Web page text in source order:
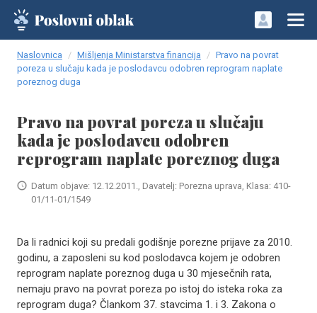
Naslovnica Mišljenja Ministarstva financija
Pravo na povrat
poreza u slučaju kada je poslodavcu odobren reprogram naplate
poreznog duga
Pravo na povrat poreza u slučaju
kada je poslodavcu odobren
reprogram naplate poreznog duga
Datum objave: 12.12.2011., Davatelj: Porezna uprava, Klasa: 410-
01/11-01/1549
Da li radnici koji su predali godišnje porezne prijave za 2010.
godinu, a zaposleni su kod poslodavca kojem je odobren
reprogram naplate poreznog duga u 30 mjesečnih rata,
nemaju pravo na povrat poreza po istoj do isteka roka za
reprogram duga? Člankom 37. stavcima 1. i 3. Zakona o